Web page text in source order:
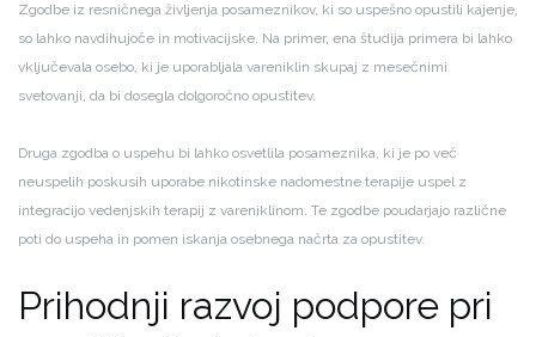
Zgodbe iz resničnega življenja posameznikov, ki so uspešno opustili kajenje,
so lahko navdihujoče in motivacijske. Na primer, ena študija primera bi lahko
vključevala osebo, ki je uporabljala vareniklin skupaj z mesečnimi
svetovanji, da bi dosegla dolgoročno opustitev.
Druga zgodba o uspehu bi lahko osvetlila posameznika, ki je po več
neuspelih poskusih uporabe nikotinske nadomestne terapije uspel z
integracijo vedenjskih terapij z vareniklinom. Te zgodbe poudarjajo različne
poti do uspeha in pomen iskanja osebnega načrta za opustitev.
Prihodnji razvoj podpore pri